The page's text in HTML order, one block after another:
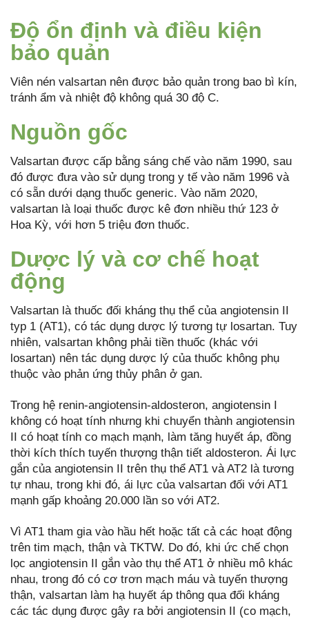
Độ ổn định và điều kiện
bảo quản
Viên nén valsartan nên được bảo quản trong bao bì kín,
tránh ẩm và nhiệt độ không quá 30 độ C.
Nguồn gốc
Valsartan được cấp bằng sáng chế vào năm 1990, sau
đó được đưa vào sử dụng trong y tế vào năm 1996 và
có sẵn dưới dạng thuốc generic. Vào năm 2020,
valsartan là loại thuốc được kê đơn nhiều thứ 123 ở
Hoa Kỳ, với hơn 5 triệu đơn thuốc.
Dược lý và cơ chế hoạt
động
Valsartan là thuốc đối kháng thụ thể của angiotensin II
typ 1 (AT1), có tác dụng dược lý tương tự losartan. Tuy
nhiên, valsartan không phải tiền thuốc (khác với
losartan) nên tác dụng dược lý của thuốc không phụ
thuộc vào phản ứng thủy phân ở gan.
Trong hệ renin-angiotensin-aldosteron, angiotensin I
không có hoạt tính nhưng khi chuyển thành angiotensin
II có hoạt tính co mạch mạnh, làm tăng huyết áp, đồng
thời kích thích tuyến thượng thận tiết aldosteron. Ái lực
gắn của angiotensin II trên thụ thể AT1 và AT2 là tương
tự nhau, trong khi đó, ái lực của valsartan đối với AT1
mạnh gấp khoảng 20.000 lần so với AT2.
Vì AT1 tham gia vào hầu hết hoặc tất cả các hoạt động
trên tim mạch, thận và TKTW. Do đó, khi ức chế chọn
lọc angiotensin II gắn vào thụ thể AT1 ở nhiều mô khác
nhau, trong đó có cơ trơn mạch máu và tuyến thượng
thận, valsartan làm hạ huyết áp thông qua đối kháng
các tác dụng được gây ra bởi angiotensin II (co mạch,